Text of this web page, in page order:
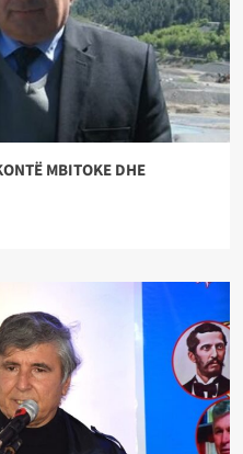
MBITOKE DHE